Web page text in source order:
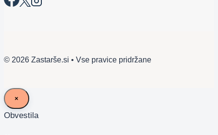
© 2026 Zastarše.si • Vse pravice pridržane
×
Obvestila